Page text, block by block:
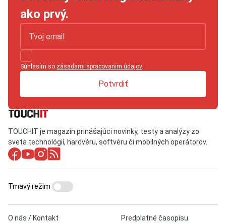
ako prvý.
Súhlasím so zásadami spracovaním údajov.
Potvrdiť
TOUCHIT je magazín prinášajúci novinky, testy a analýzy zo
sveta technológií, hardvéru, softvéru či mobilných operátorov.
O nás / Kontakt Predplatné časopisu
Tmavý režim